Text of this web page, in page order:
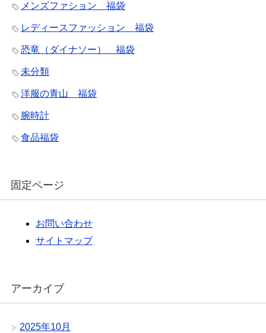
メンズファション 福袋
レディースファッション 福袋
恐竜（ダイナソー） 福袋
未分類
洋服の青山 福袋
腕時計
食品福袋
固定ページ
お問い合わせ
サイトマップ
アーカイブ
2025年10月